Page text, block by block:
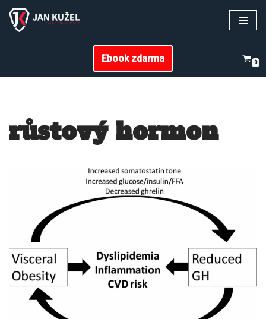
Přeskočit
Ebook zdarma 0
růstový hormon